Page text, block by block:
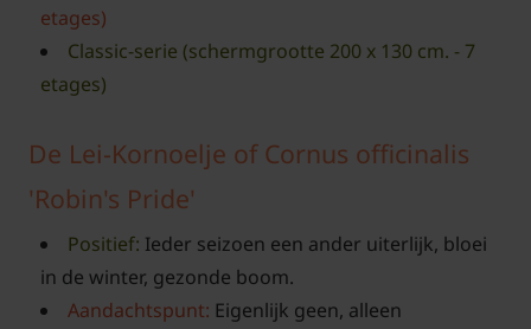
etages)
Classic-serie (schermgrootte 200 x 130 cm. - 7
etages)
De Lei-Kornoelje of Cornus officinalis
'Robin's Pride'
Positief: Ieder seizoen een ander uiterlijk, bloei
in de winter, gezonde boom.
Aandachtspunt: Eigenlijk geen, alleen